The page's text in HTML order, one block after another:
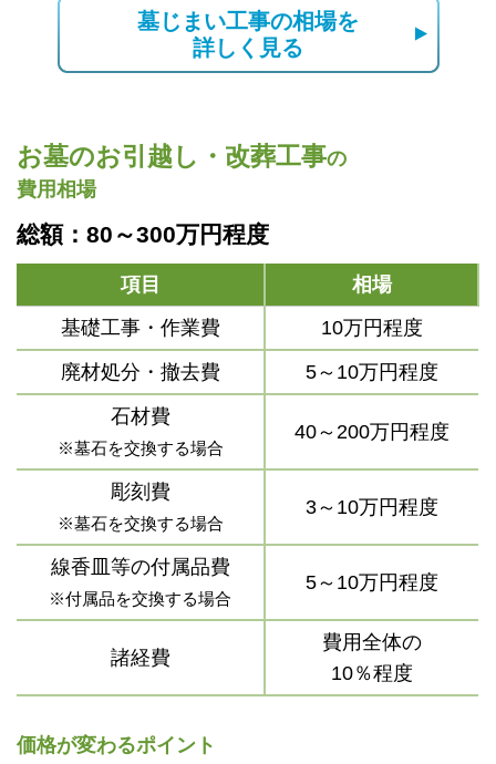
墓じまい工事の相場を
詳しく見る
お墓のお引越し・改葬工事の
費用相場
総額：80～300万円程度
項目
相場
基礎工事・作業費
10万円程度
廃材処分・撤去費
5～10万円程度
石材費
※墓石を交換する場合
40～200万円程度
彫刻費
※墓石を交換する場合
3～10万円程度
線香皿等の付属品費
※付属品を交換する場合
5～10万円程度
諸経費
費用全体の
10％程度
価格が変わるポイント